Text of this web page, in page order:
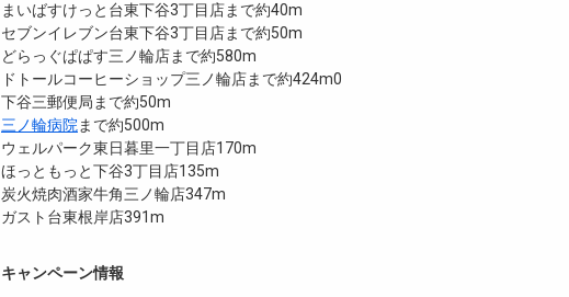
まいばすけっと台東下谷3丁目店まで約40m
セブンイレブン台東下谷3丁目店まで約50m
どらっぐぱぱす三ノ輪店まで約580m
ドトールコーヒーショップ三ノ輪店まで約424m0
下谷三郵便局まで約50m
三ノ輪病院 まで約500m
ウェルパーク東日暮里一丁目店170m
ほっともっと下谷3丁目店135m
炭火焼肉酒家牛角三ノ輪店347m
ガスト台東根岸店391m
キャンペーン情報